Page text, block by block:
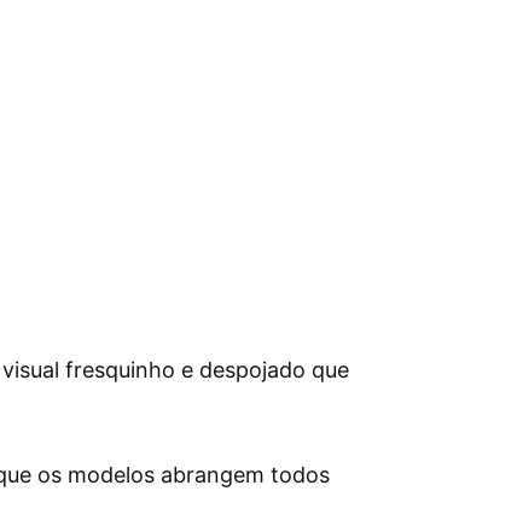
fresquinho e despojado que
os modelos abrangem todos